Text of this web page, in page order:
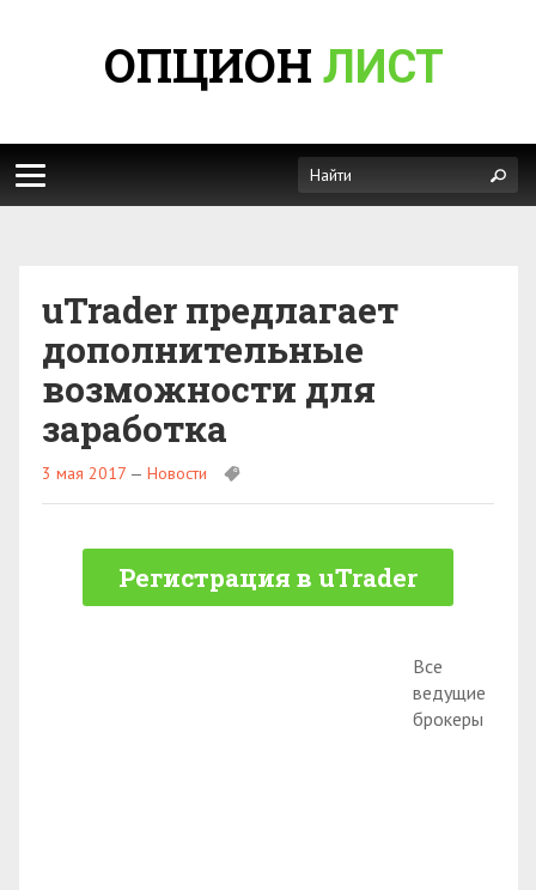
ОПЦИОН ЛИСТ
uTrader предлагает
дополнительные
возможности для
заработка
3 мая 2017 — Новости
Регистрация в uTrader
Все
ведущие
брокеры